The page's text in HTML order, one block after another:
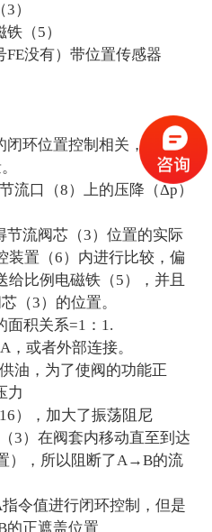
）
（5）
没有）带位置传感器
环位置控制相关，因此确
流口（8）上的压降（Δp）
节流阀芯（3）位置的实际
装置（6）内进行比较，偏
给比例电磁铁（5），并且
（3）的位置。
面积关系=1：1.
或者外部连接。
油，为了使阀的功能正
力
），加大了振荡阻尼
3）在阀套内移动直至到达
），所以阻断了A→B的流
令值进行闭环控制，但是
正遮盖位置